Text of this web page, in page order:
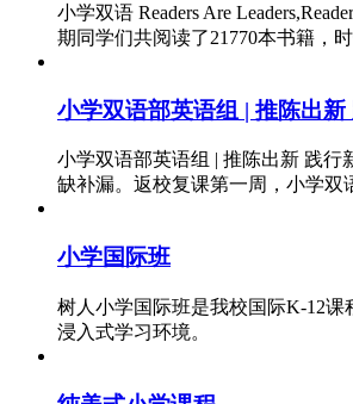
小学双语 Readers Are
期同学们共阅读了21770本书籍，
小学双语部英语组 | 推陈出新
小学双语部英语组 | 推陈出新 践
缺补漏。返校复课第一周，小学双
小学国际班
树人小学国际班是我校国际K-12
浸入式学习环境。